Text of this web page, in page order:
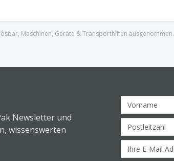
Maschinen, Geräte & Transporthilfen ausgenommen.
Newsletter und
wissenswerten